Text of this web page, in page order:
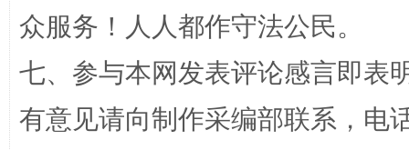
完善运行机制助力责任有效落实 一纸欠
众服务！人人都作守法公民。
七、参与本网发表评论感言即表
有意见请向制作采编部联系，电